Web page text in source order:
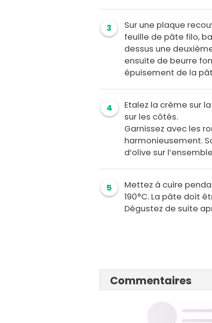
3
Sur une plaque
feuille de pâte filo,
dessus une
ensuite de beurre
épuisement de la
4
Etalez la crème sur
sur les côtés.
Garnissez avec les
harmonieusement.
d’olive sur
5
Mettez à cuire
190°C. La pâte doit
Dégustez de suite
Commentaires